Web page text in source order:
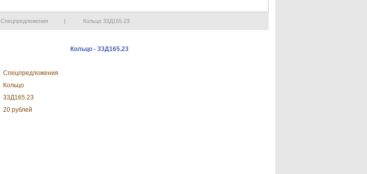
Спецпредложения | Кольцо 33Д165.23
Кольцо - 33Д165.23
Спецпредложения
Кольцо
33Д165.23
20 рублей